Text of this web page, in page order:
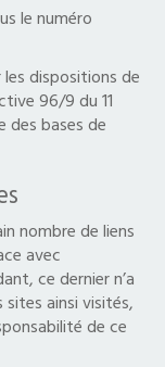
le numéro
dispositions de
96/9 du 11
des bases de
nombre de liens
avec
ce dernier n’a
ainsi visités,
de ce